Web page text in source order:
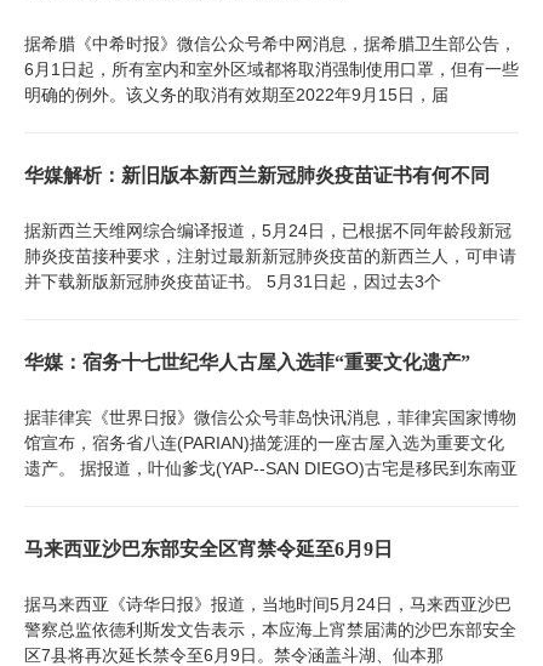
据希腊《中希时报》微信公众号希中网消息，据希腊卫生部公告，
6月1日起，所有室内和室外区域都将取消强制使用口罩，但有一些
明确的例外。该义务的取消有效期至2022年9月15日，届
华媒解析：新旧版本新西兰新冠肺炎疫苗证书有何不同
据新西兰天维网综合编译报道，5月24日，已根据不同年龄段新冠
肺炎疫苗接种要求，注射过最新新冠肺炎疫苗的新西兰人，可申请
并下载新版新冠肺炎疫苗证书。 5月31日起，因过去3个
华媒：宿务十七世纪华人古屋入选菲“重要文化遗产”
据菲律宾《世界日报》微信公众号菲岛快讯消息，菲律宾国家博物
馆宣布，宿务省八连(PARIAN)描笼涯的一座古屋入选为重要文化
遗产。 据报道，叶仙爹戈(YAP--SAN DIEGO)古宅是移民到东南亚
马来西亚沙巴东部安全区宵禁令延至6月9日
据马来西亚《诗华日报》报道，当地时间5月24日，马来西亚沙巴
警察总监依德利斯发文告表示，本应海上宵禁届满的沙巴东部安全
区7县将再次延长禁令至6月9日。禁令涵盖斗湖、仙本那